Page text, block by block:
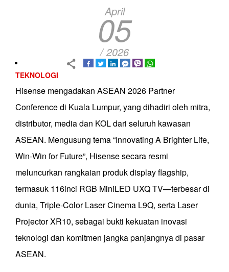
April
05
/ 2026
TEKNOLOGI
Hisense mengadakan ASEAN 2026 Partner
Conference di Kuala Lumpur, yang dihadiri oleh mitra,
distributor, media dan KOL dari seluruh kawasan
ASEAN. Mengusung tema “Innovating A Brighter Life,
Win-Win for Future”, Hisense secara resmi
meluncurkan rangkaian produk display flagship,
termasuk 116inci RGB MiniLED UXQ TV—terbesar di
dunia, Triple-Color Laser Cinema L9Q, serta Laser
Projector XR10, sebagai bukti kekuatan inovasi
teknologi dan komitmen jangka panjangnya di pasar
ASEAN.